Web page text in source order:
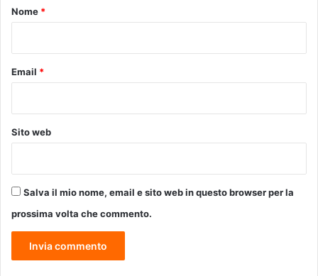
o
Nome *
Email *
Sito web
Salva il mio nome, email e sito web in questo browser per la
prossima volta che commento.